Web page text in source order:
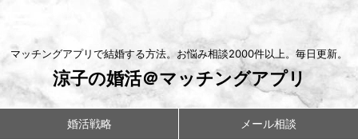
マッチングアプリで結婚する方法。お悩み相談2000件以上。毎日更新。
涼子の婚活＠マッチングアプリ
婚活戦略 メール相談